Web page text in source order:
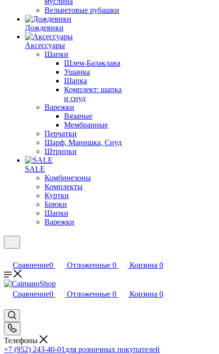
Вельветовые рубашки
Дождевики
Аксессуары
Шапки
Шлем-Балаклава
Ушанка
Шапка
Комплект: шапка
и снуд
Варежки
Вязаные
Мембранные
Перчатки
Шарф, Манишка, Снуд
Штрипки
SALE
Комбинезоны
Комплекты
Куртки
Брюки
Шапки
Варежки
Сравнение0 Отложенные 0 Корзина 0
Сравнение0 Отложенные 0 Корзина 0
Телефоны
+7 (952) 243-40-01 для розничных покупателей